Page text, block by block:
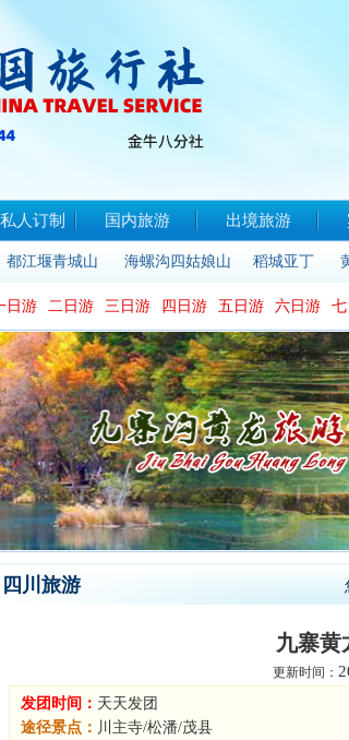
人订制 国内旅游 出境旅游
都江堰青城山 海螺沟四姑娘山 稻城亚丁
日游 二日游 三日游 四日游 五日游 六日游
四川旅游
九寨黄
更新时间：
发团时间： 天天发团
途径景点： 川主寺/松潘/茂县